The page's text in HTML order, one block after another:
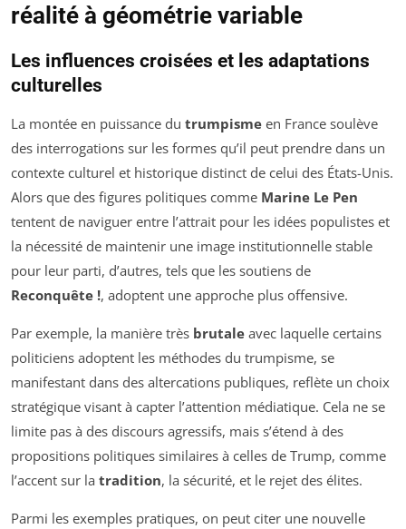
réalité à géométrie variable
Les influences croisées et les adaptations
culturelles
La montée en puissance du trumpisme en France soulève
des interrogations sur les formes qu’il peut prendre dans un
contexte culturel et historique distinct de celui des États-Unis.
Alors que des figures politiques comme Marine Le Pen
tentent de naviguer entre l’attrait pour les idées populistes et
la nécessité de maintenir une image institutionnelle stable
pour leur parti, d’autres, tels que les soutiens de
Reconquête !, adoptent une approche plus offensive.
Par exemple, la manière très brutale avec laquelle certains
politiciens adoptent les méthodes du trumpisme, se
manifestant dans des altercations publiques, reflète un choix
stratégique visant à capter l’attention médiatique. Cela ne se
limite pas à des discours agressifs, mais s’étend à des
propositions politiques similaires à celles de Trump, comme
l’accent sur la tradition, la sécurité, et le rejet des élites.
Parmi les exemples pratiques, on peut citer une nouvelle